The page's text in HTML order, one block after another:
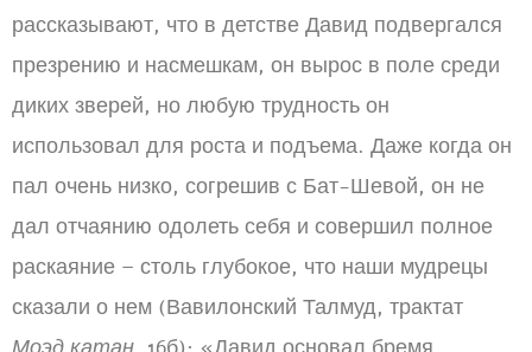
рассказывают, что в детстве Давид подвергался
презрению и насмешкам, он вырос в поле среди
диких зверей, но любую трудность он
использовал для роста и подъема. Даже когда он
пал очень низко, согрешив с Бат-Шевой, он не
дал отчаянию одолеть себя и совершил полное
раскаяние – столь глубокое, что наши мудрецы
сказали о нем (Вавилонский Талмуд, трактат